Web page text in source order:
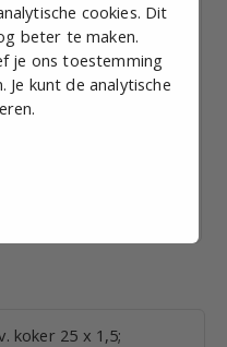
Staalverzinkt, met
koker 25 x 1,5;
cookies. Dit
beter te maken.
je ons toestemming
kunt de analytische